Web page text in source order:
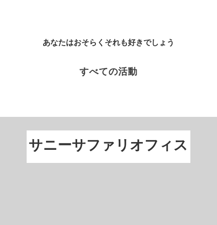
あなたはおそらくそれも好きでしょう
すべての活動
サニーサファリオフィス